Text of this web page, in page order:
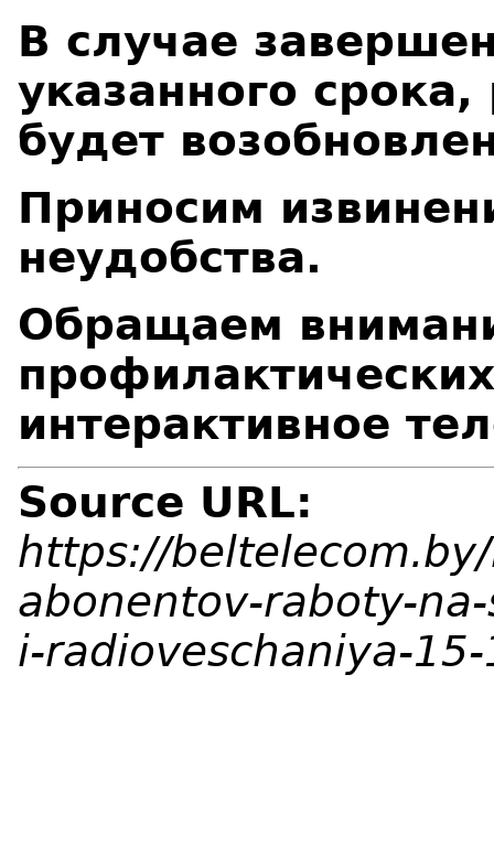
В случае
указанного
будет
Приносим
неудобства.
Обращаем
интерактивное
Source URL:
https://
abonentov-raboty-
i-radioveschaniya-